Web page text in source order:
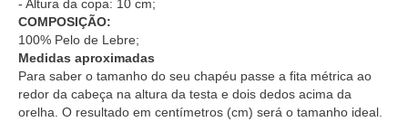
- Altura da copa: 10 cm;
COMPOSIÇÃO:
100% Pelo de Lebre;
Medidas aproximadas
Para saber o tamanho do seu chapéu passe a fita métrica ao
redor da cabeça na altura da testa e dois dedos acima da
orelha. O resultado em centímetros (cm) será o tamanho ideal.